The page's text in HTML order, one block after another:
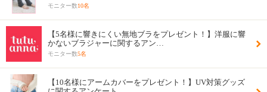
モニター数10名
【5名様に響きにくい無地ブラをプレゼント！】洋服に響
かないブラジャーに関するアン…
モニター数5名
【10名様にアームカバーをプレゼント！】UV対策グッズ